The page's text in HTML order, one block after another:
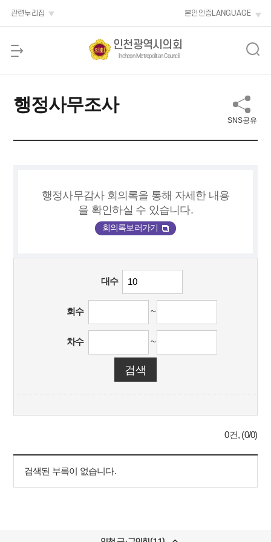
관련누리집 본인인증LANGUAGE
인천광역시의회
Incheon Metropolitan Council
행정사무조사
SNS공유
행정사무감사 회의록을 통해 자세한 내용
을 확인하실 수 있습니다.
회의록보러가기
대수
회수 ~
차수 ~
0건, (0/0)
검색된 부록이 없습니다.